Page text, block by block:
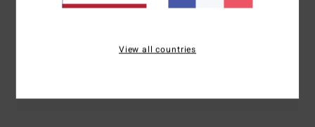
Taille
Matière
View all countries